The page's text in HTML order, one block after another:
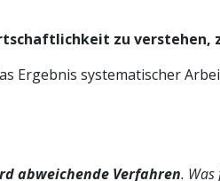
zu verstehen,
Ergebnis systematischer
abweichende Verfahren.